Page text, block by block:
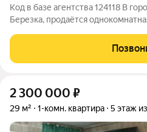
Код в базе агентства 124118 В
Березка, продаётся
любое удобное для Вас время,
2 300 000 ₽
29 м² 1-комн. квартира 5 этаж